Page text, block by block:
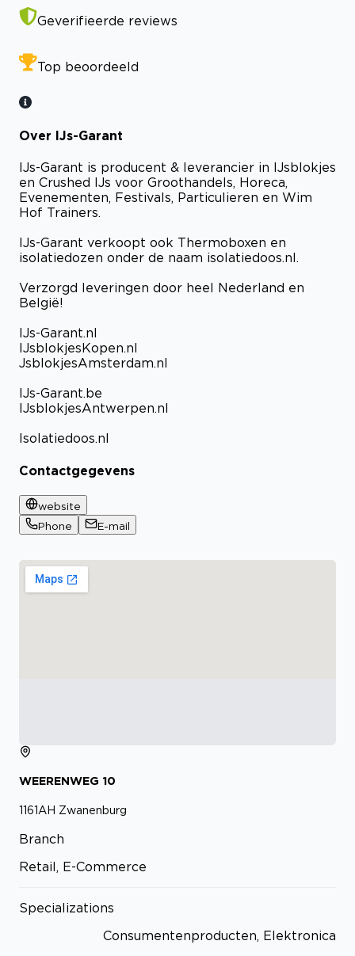
Geverifieerde reviews
Top beoordeeld
Over IJs-Garant
IJs-Garant is producent & leverancier in IJsblokjes
en Crushed IJs voor Groothandels, Horeca,
Evenementen, Festivals, Particulieren en Wim
Hof Trainers.
IJs-Garant verkoopt ook Thermoboxen en
isolatiedozen onder de naam isolatiedoos.nl.
Verzorgd leveringen door heel Nederland en
België!
IJs-Garant.nl
IJsblokjesKopen.nl
JsblokjesAmsterdam.nl
IJs-Garant.be
IJsblokjesAntwerpen.nl
Isolatiedoos.nl
Contactgegevens
website
Phone
E-mail
WEERENWEG 10
1161AH Zwanenburg
Branch
Retail, E-Commerce
Specializations
Consumentenproducten, Elektronica